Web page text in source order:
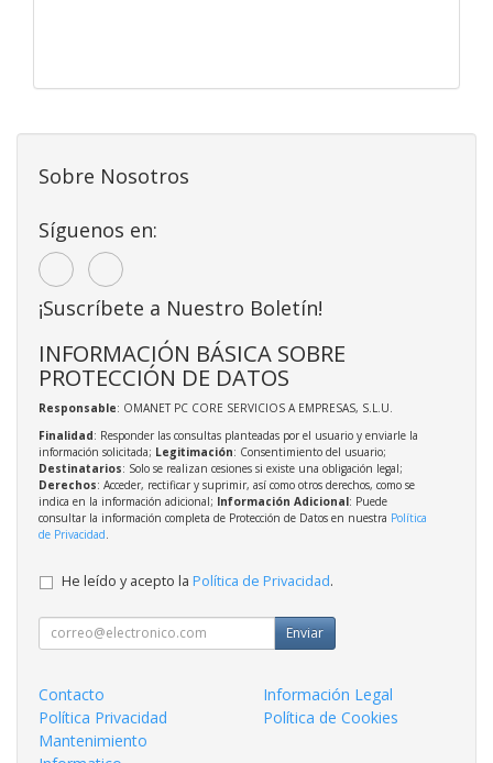
Sobre Nosotros
Síguenos en:
¡Suscríbete a Nuestro Boletín!
INFORMACIÓN BÁSICA SOBRE
PROTECCIÓN DE DATOS
Responsable: OMANET PC CORE SERVICIOS A EMPRESAS, S.L.U.
Finalidad: Responder las consultas planteadas por el usuario y enviarle la
información solicitada; Legitimación: Consentimiento del usuario;
Destinatarios: Solo se realizan cesiones si existe una obligación legal;
Derechos: Acceder, rectificar y suprimir, así como otros derechos, como se
indica en la información adicional; Información Adicional: Puede
consultar la información completa de Protección de Datos en nuestra Política
de Privacidad
He leído y acepto la Política de Privacidad.
Enviar
Contacto
Información Legal
Política Privacidad
Política de Cookies
Mantenimiento